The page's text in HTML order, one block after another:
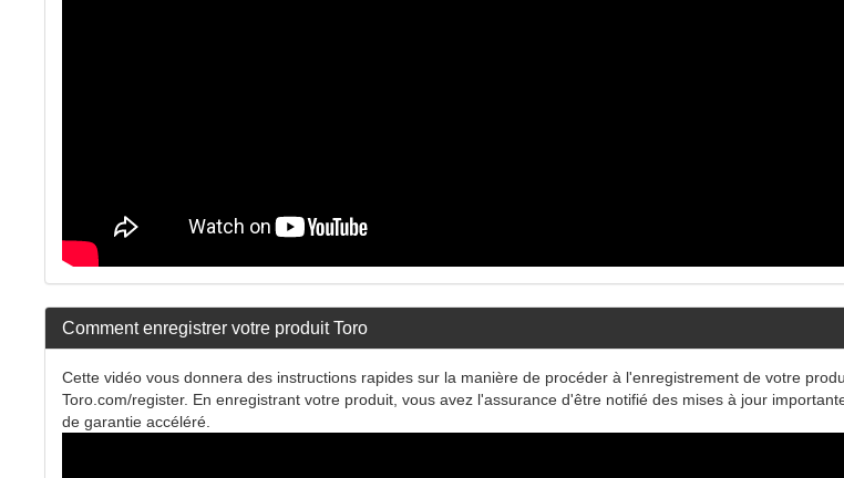
Comment enregistrer votre produit Toro
Cette vidéo vous donnera des instructions rapides sur la manière de procéder à l'enregistrement de votre
Toro.com/register. En enregistrant votre produit, vous avez l'assurance d'être notifié des mises à jour
de garantie accéléré.